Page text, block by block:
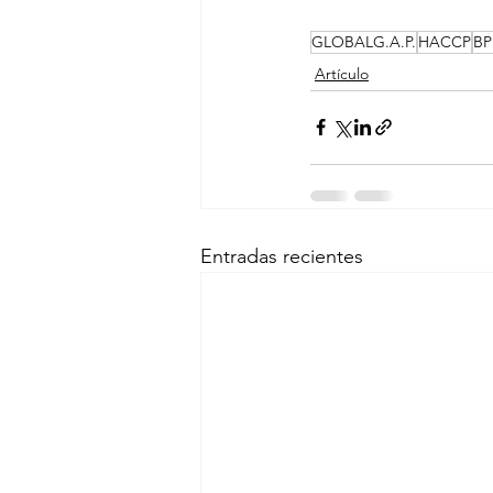
GLOBALG.A.P. HACCP
Artículo
Entradas recientes